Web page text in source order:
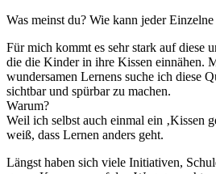
Was meinst du? Wie kann jeder
Für mich kommt es sehr stark auf diese
die die Kinder in ihre Kissen einnähen.
wundersamen Lernens suche ich diese
sichtbar und spürbar zu machen.
Warum?
Weil ich selbst auch einmal ein ‚Kissen
weiß, dass Lernen anders geht.
Längst haben sich viele Initiativen,